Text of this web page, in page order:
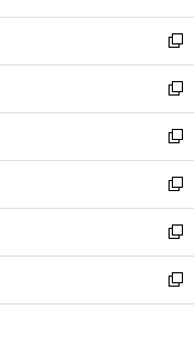
開
く
ウ
で
開
く
ン
ド
ウ
で
開
く
ウ
ィ
ン
ド
ウ
で
開
く
し
い
ウ
ィ
ン
ド
ウ
で
開
く
新
し
い
ウ
ィ
ン
ド
ウ
で
開
く
新
し
い
ウ
ィ
ン
ド
ウ
で
開
新
し
い
ウ
ィ
ン
ド
ウ
新
し
い
ウ
ィ
ン
新
し
い
ウ
新
し